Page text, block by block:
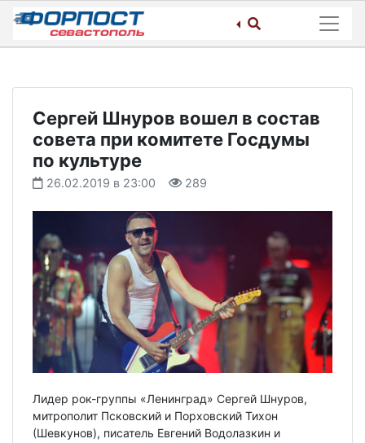
Skip
content
Сергей Шнуров вошел в состав
совета при комитете Госдумы
по культуре
26.02.2019 в 23:00 289
Лидер рок-группы «Ленинград» Сергей Шнуров,
митрополит Псковский и Порховский Тихон
(Шевкунов), писатель Евгений Водолазкин и